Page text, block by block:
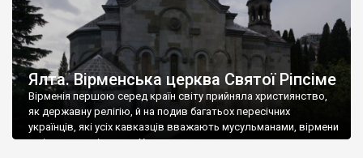
Ялта. Вірменська церква Святої Ріпсіме
Вірменія першою серед країн світу прийняла християнство,
як державну релігію, й на подив багатьох пересічних
українців, які усіх кавказців вважають мусульманами, вірмени
є відданими вірянами Христа